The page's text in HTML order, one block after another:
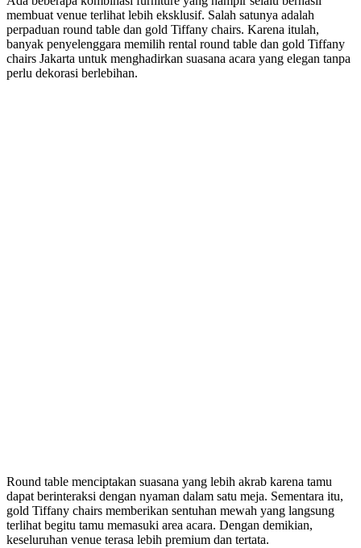
membuat venue terlihat lebih eksklusif. Salah satunya adalah
perpaduan round table dan gold Tiffany chairs. Karena itulah,
banyak penyelenggara memilih rental round table dan gold Tiffany
chairs Jakarta untuk menghadirkan suasana acara yang elegan tanpa
perlu dekorasi berlebihan.
Round table menciptakan suasana yang lebih akrab karena tamu
dapat berinteraksi dengan nyaman dalam satu meja. Sementara itu,
gold Tiffany chairs memberikan sentuhan mewah yang langsung
terlihat begitu tamu memasuki area acara. Dengan demikian,
keseluruhan venue terasa lebih premium dan tertata.